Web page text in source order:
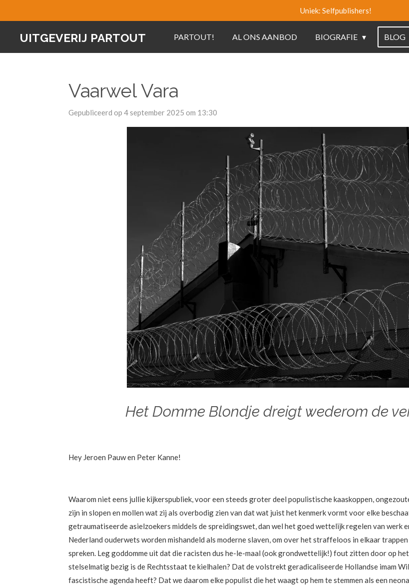
de
Uniek: Selfpublishers!
UITGEVERIJ PARTOUT PARTOUT! AL ONS AANBOD BIOGRAFIE BLOG
Vaarwel Vara
Gepubliceerd op 4 september 2025 om 13:30
Het Domme Blondje dreigt wederom de
Hey Jeroen Pauw en Peter Kanne!
Waarom niet eens jullie kijkerspubliek, voor een steeds groter deel populistische kaaskoppen,
zijn in slopen en mollen wat zij als overbodig zien van dat wat juist het kenmerk vormt voor elke
getraumatiseerde asielzoekers middels de spreidingswet, dan wel het goed wettelijk regelen van werk
Nederland ouderwets worden mishandeld als moderne slaven, om over het straffeloos in elkaar
spreken. Leg goddomme uit dat die racisten dus he-le-maal (ook grondwettelijk!) fout zitten door op
stelselmatig bezig is de Rechtsstaat te kielhalen? Dat de volstrekt geradicaliseerde Hollandse imam
fascistische agenda heeft? Dat we daarom elke populist die het waagt op hem te stemmen als een